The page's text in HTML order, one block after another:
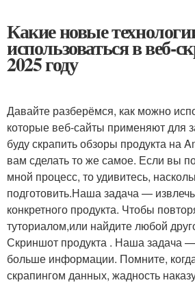
Какие новые
использоваться в веб-
2025 году
Давайте разберёмся, как можно
которые веб-сайты применяют для
буду скрапить обзоры продукта на
вам сделать то же самое. Если вы
мной процесс, то удивитесь,
подготовить.Наша задача —
конкретного продукта. Чтобы
туториалом,или найдите любой
Скриншот продукта . Наша задача
больше информации. Помните,
скрапингом данных, жадность